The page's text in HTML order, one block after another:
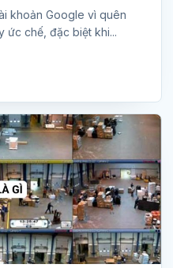
khoản Google vì quên
ức chế, đặc biệt khi...